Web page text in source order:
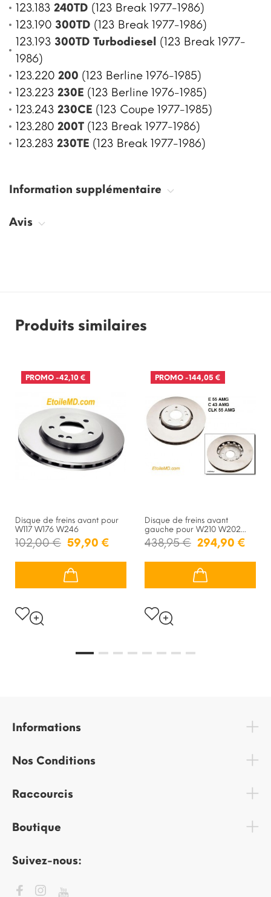
123.183 240TD (123 Break 1977-1986)
123.190 300TD (123 Break 1977-1986)
123.193 300TD Turbodiesel (123 Break 1977-
1986)
123.220 200 (123 Berline 1976-1985)
123.223 230E (123 Berline 1976-1985)
123.243 230CE (123 Coupe 1977-1985)
123.280 200T (123 Break 1977-1986)
123.283 230TE (123 Break 1977-1986)
Information supplémentaire
Avis
Produits similaires
PROMO -42,10 €
Disque de freins avant pour
W117 W176 W246
102,00 € 59,90 €
PROMO -144,05 €
Disque de freins avant
gauche pour W210 W202...
438,95 € 294,90 €
Informations
Nos Conditions
Raccourcis
Boutique
Suivez-nous: